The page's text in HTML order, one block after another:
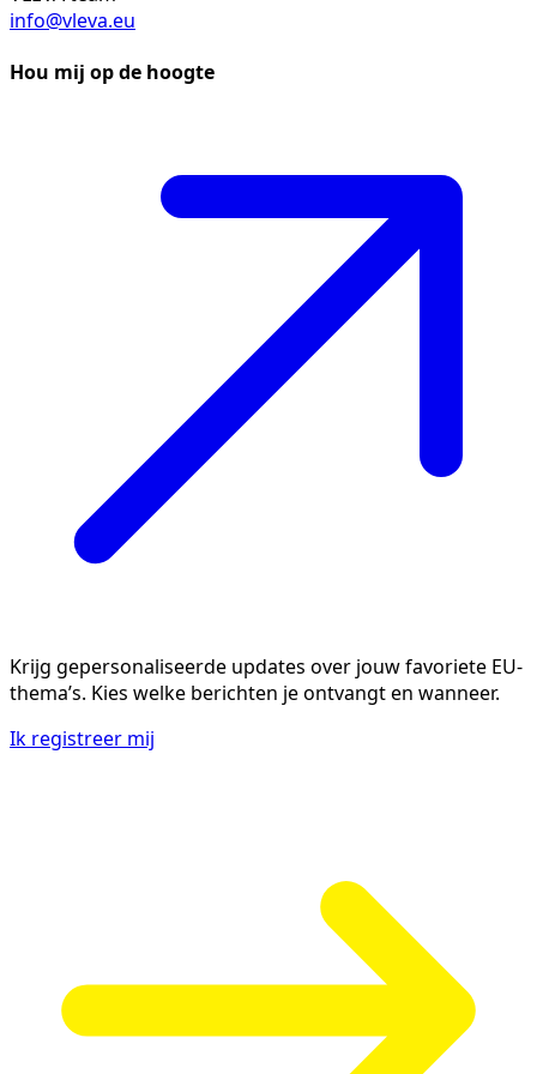
info@vleva.eu
Hou mij op de hoogte
Krijg gepersonaliseerde updates over jouw favoriete EU-
thema’s. Kies welke berichten je ontvangt en wanneer.
Ik registreer mij